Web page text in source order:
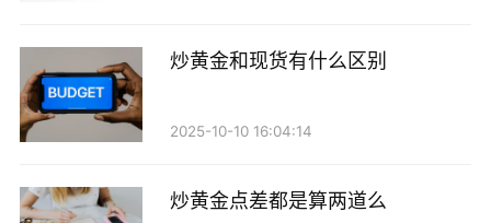
三、布林带（Bollinger Bands）
布林带由三条线组成：中间线为N日的简单移动平
均线，上下两条线分别为中间线加减N日价格标准差的
值。在黄金市场中，布林带的收窄通常预示着价格即将
出现较大的波动，而价格突破上下轨道则可能意味着趋
炒黄金和现货有什么区别
2025-10-10 16:04:14
炒黄金点差都是算两道么